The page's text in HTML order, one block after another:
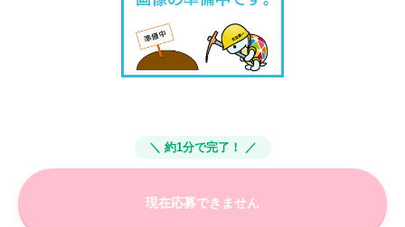
＼ 約1分で完了！ ／
現在応募できません